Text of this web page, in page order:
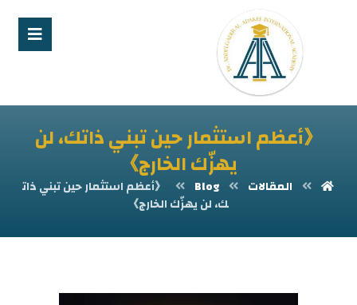
《أعظم استثمار حين تبني ذاتك، لن
يهزّك الخارج》
المقالات Blog
《أعظم استثمار حين تبني ذات
ك، لن يهزّك الخارج》